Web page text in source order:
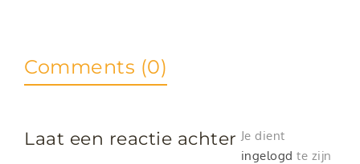
Comments (0)
Laat een reactie achter Je dient
ingelogd te zijn